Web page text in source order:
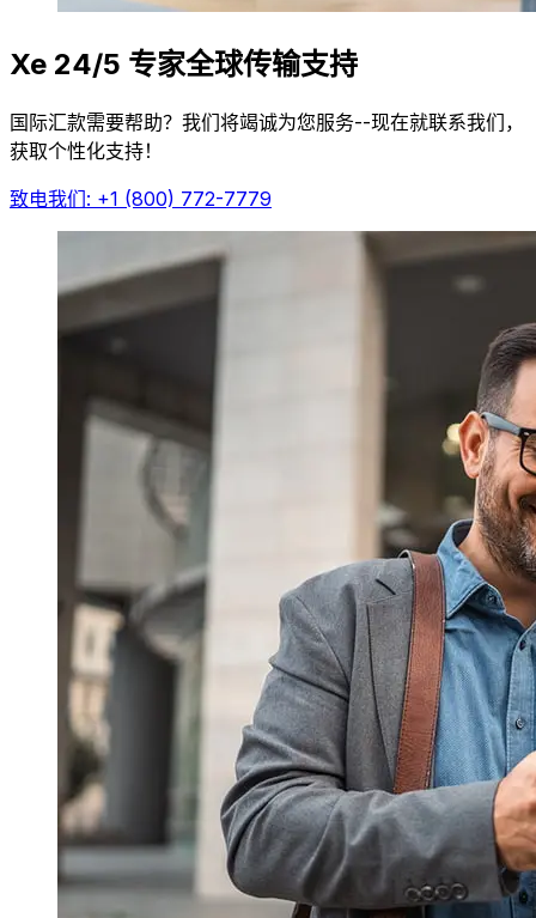
Xe 24/5 专家全球传输支持
国际汇款需要帮助？我们将竭诚为您服务--现在就联系我们，
获取个性化支持！
致电我们: +1 (800) 772-7779